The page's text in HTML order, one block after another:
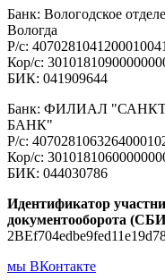
Банк: Вологодское
Вологда
Р/с:
Кор/с:
БИК: 041909644
Банк: ФИЛИАЛ
БАНК"
Р/с:
Кор/с:
БИК: 044030786
Идентификатор
документооборота
мы ВКонтакте